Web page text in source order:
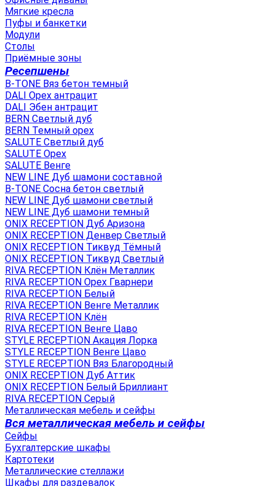
Мягкие кресла
Пуфы и банкетки
Модули
Столы
Приёмные зоны
Ресепшены
B-TONE Вяз бетон темный
DALI Орех антрацит
DALI Эбен антрацит
BERN Светлый дуб
BERN Темный орех
SALUTE Светлый дуб
SALUTE Орех
SALUTE Венге
NEW LINE Дуб шамони составной
B-TONE Сосна бетон светлый
NEW LINE Дуб шамони светлый
NEW LINE Дуб шамони темный
ONIX RECEPTION Дуб Аризона
ONIX RECEPTION Денвер Светлый
ONIX RECEPTION Тиквуд Тёмный
ONIX RECEPTION Тиквуд Светлый
RIVA RECEPTION Клён Металлик
RIVA RECEPTION Орех Гварнери
RIVA RECEPTION Белый
RIVA RECEPTION Венге Металлик
RIVA RECEPTION Клён
RIVA RECEPTION Венге Цаво
STYLE RECEPTION Акация Лорка
STYLE RECEPTION Венге Цаво
STYLE RECEPTION Вяз Благородный
ONIX RECEPTION Дуб Аттик
ONIX RECEPTION Белый Бриллиант
RIVA RECEPTION Серый
Металлическая мебель и сейфы
Вся металлическая мебель и сейфы
Сейфы
Бухгалтерские шкафы
Картотеки
Металлические стеллажи
Шкафы для раздевалок